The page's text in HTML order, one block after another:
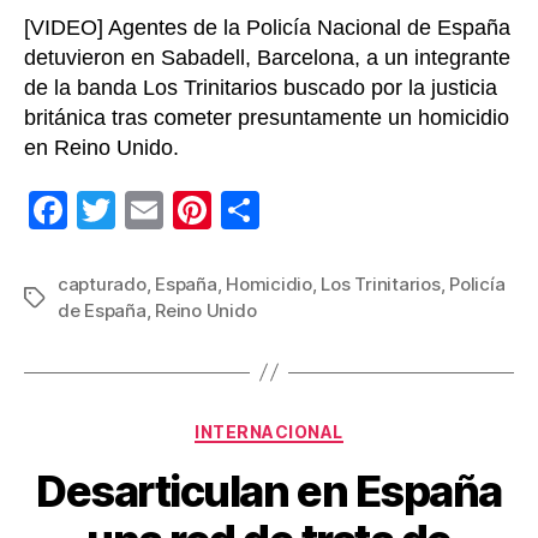
[VIDEO] Agentes de la Policía Nacional de España
detuvieron en Sabadell, Barcelona, a un integrante
de la banda Los Trinitarios buscado por la justicia
británica tras cometer presuntamente un homicidio
en Reino Unido.
F
c
e
b
k
T
tt
er
E
ail
Pi
er
e
st
m
ar
Etiquetas
capturado, España, Homicidio, Los Trinitarios, Policía
de España, Reino Unido
Categorías
INTERNACIONAL
Desarticulan en España